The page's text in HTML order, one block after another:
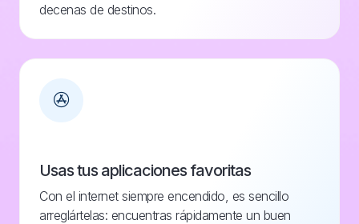
decenas de destinos.
Usas tus aplicaciones favoritas
Con el internet siempre encendido, es sencillo
arreglártelas: encuentras rápidamente un buen